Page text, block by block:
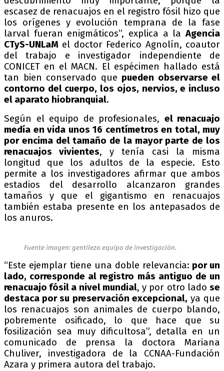
escasez de renacuajos en el registro fósil hizo que
los orígenes y evolución temprana de la fase
larval fueran enigmáticos”, explica a laAgencia
CTyS-UNLaM el doctor Federico Agnolín, coautor
del trabajo e investigador independiente de
CONICET en el MACN. El espécimen hallado está
tan bien conservado que pueden observarse el
contorno del cuerpo, los ojos, nervios, e incluso
el aparato hiobranquial.
Según el equipo de profesionales, el renacuajo
medía en vida unos 16 centímetros en total, muy
por encima del tamaño de la mayor parte de los
renacuajos vivientes, y tenía casi la misma
longitud que los adultos de la especie. Esto
permite a los investigadores afirmar que ambos
estadios del desarrollo alcanzaron grandes
tamaños y que el gigantismo en renacuajos
también estaba presente en los antepasados de
los anuros.
Fuente imagen: gentileza equipo de investigación.
“Este ejemplar tiene una doble relevancia: por un
lado, corresponde al registro más antiguo de un
renacuajo fósil a nivel mundial, y por otro ladose
destaca por su preservación excepcional, ya que
los renacuajos son animales de cuerpo blando,
pobremente osificado, lo que hace que su
fosilización sea muy dificultosa”, detalla en un
comunicado de prensa la doctora Mariana
Chuliver, investigadora de la CCNAA-Fundación
Azara y primera autora del trabajo.